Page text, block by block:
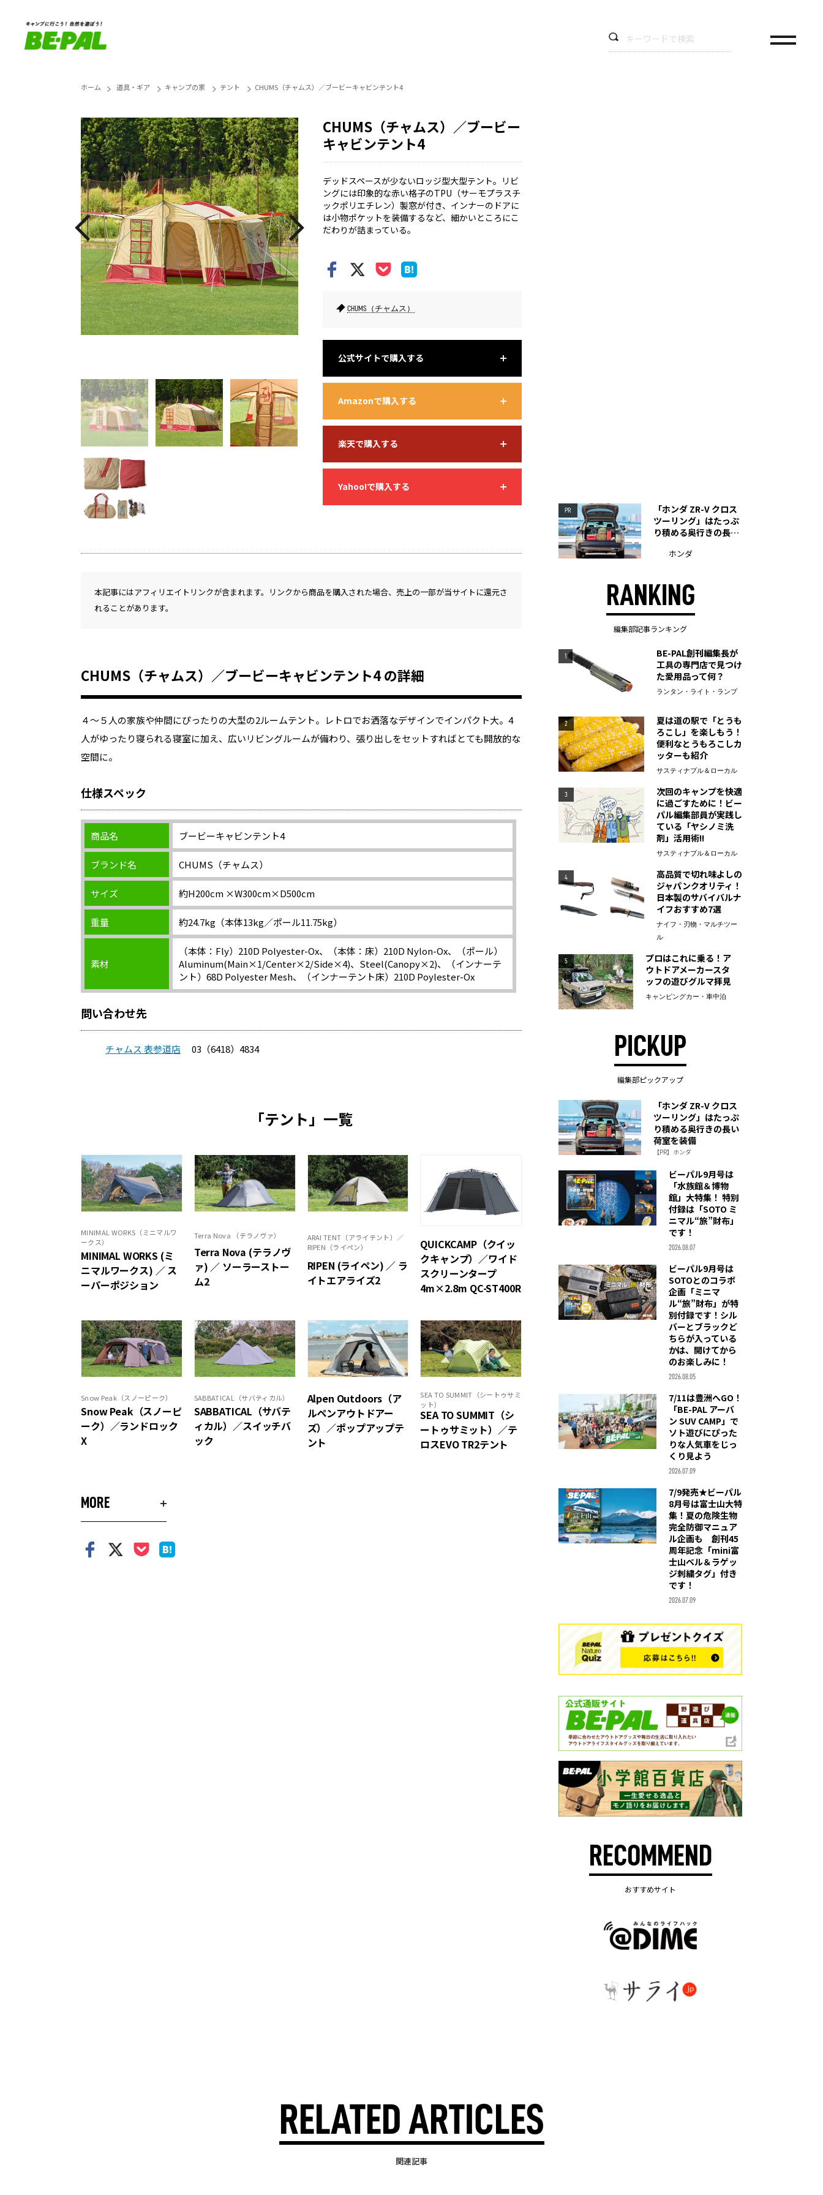
ホーム 道具・ギア キャンプの家 テント CHUMS（チャムス）／ブービーキャビンテント4
に。ブービーフラッグが目印に！
CHUMS（チャムス）／ブービー
キャビンテント4
デッドスペースが少ないロッジ型大型テント。リビ
ングには印象的な赤い格子のTPU（サーモプラスチ
ックポリエチレン）製窓が付き、インナーのドアに
は小物ポケットを装備するなど、細かいところにこ
だわりが詰まっている。
CHUMS（チャムス）
公式サイトで購入する
Amazonで購入する
楽天で購入する
Yahoo!で購入する
本記事にはアフィリエイトリンクが含まれます。リンクから商品を購入された場合、売上の一部が当サイトに還元さ
れることがあります。
CHUMS（チャムス）／ブービーキャビンテント4 の詳細
４～５人の家族や仲間にぴったりの大型の2ルームテント。レトロでお洒落なデザインでインパクト大。4
人がゆったり寝られる寝室に加え、広いリビングルームが備わり、張り出しをセットすればとても開放的な
空間に。
仕様スペック
商品名 ブービーキャビンテント4
ブランド名 CHUMS（チャムス）
サイズ 約H200cm ×W300cm×D500cm
重量 約24.7kg（本体13kg／ポール11.75kg）
素材
（本体：Fly）210D Polyester-Ox、（本体：床）210D Nylon-Ox、（ポール）
Aluminum(Main×1/Center×2/Side×4)、Steel(Canopy×2)、（インナーテ
ント）68D Polyester Mesh、（インナーテント床）210D Poylester-Ox
問い合わせ先
チャムス 表参道店 03（6418）4834
「テント」一覧
MINIMAL WORKS（ミニマルワ
ークス）
MINIMAL WORKS (ミ
ニマルワークス) ／ ス
ーパーポジション
Terra Nova （テラノヴァ）
Terra Nova (テラノヴ
ァ) ／ ソーラーストー
ム2
ARAI TENT（アライテント）／
RIPEN（ライペン）
RIPEN (ライペン) ／ ラ
イトエアライズ2
QUICKCAMP（クイッ
クキャンプ）／ワイド
スクリーンタープ
4m×2.8m QC-ST400R
Snow Peak（スノーピーク）
Snow Peak（スノーピ
ーク）／ランドロック
X
SABBATICAL（サバティカル）
SABBATICAL（サバテ
ィカル）／スイッチバ
ック
Alpen Outdoors（ア
ルペンアウトドアー
ズ）／ポップアップテ
ント
SEA TO SUMMIT（シートゥサミ
ット）
SEA TO SUMMIT（シ
ートゥサミット）／テ
ロスEVO TR2テント
MORE
PR
「ホンダ ZR-V クロス
ツーリング」はたっぷ
り積める奥行きの長い
ホンダ
RANKING
編集部記事ランキング
1
BE-PAL創刊編集長が
工具の専門店で見つけ
た愛用品って何？
ランタン・ライト・ランプ
2
夏は道の駅で「とうも
ろこし」を楽しもう！
便利なとうもろこしカ
ッターも紹介
サスティナブル＆ローカル
3
次回のキャンプを快適
に過ごすために！ビー
パル編集部員が実践し
ている「ヤシノミ洗
剤」活用術!!
サスティナブル＆ローカル
4
高品質で切れ味よしの
ジャパンクオリティ！
日本製のサバイバルナ
イフおすすめ7選
ナイフ・刃物・マルチツー
ル
5
プロはこれに乗る！ア
ウトドアメーカースタ
ッフの遊びグルマ拝見
キャンピングカー・車中泊
PICKUP
編集部ピックアップ
「ホンダ ZR-V クロス
ツーリング」はたっぷ
り積める奥行きの長い
荷室を装備
【PR】ホンダ
ビーパル9月号は
「水族館＆博物
館」大特集！ 特別
付録は「SOTO ミ
ニマル“旅”財布」
です！
2026.08.07
ビーパル9月号は
SOTOとのコラボ
企画「ミニマ
ル“旅”財布」が特
別付録です！シル
バーとブラックど
ちらが入っている
かは、開けてから
のお楽しみに！
2026.08.05
7/11は豊洲へGO！
「BE-PAL アーバ
ン SUV CAMP」で
ソト遊びにぴった
りな人気車をじっ
くり見よう
2026.07.09
7/9発売★ビーパル
8月号は富士山大特
集！夏の危険生物
完全防御マニュア
ル企画も 創刊45
周年記念「mini富
士山ベル＆ラゲッ
ジ刺繍タグ」付き
です！
2026.07.09
RECOMMEND
おすすめサイト
RELATED ARTICLES
関連記事